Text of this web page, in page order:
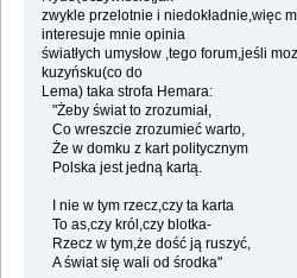
zwykle przelotnie i niedokładnie,więc
interesuje mnie opinia
światłych umysłow ,tego forum,jeśli
kuzyńsku(co do
Lema) taka strofa Hemara:
"Żeby świat to zrozumiał,
Co wreszcie zrozumieć warto,
Że w domku z kart politycznym
Polska jest jedną kartą.
I nie w tym rzecz,czy ta karta
To as,czy król,czy blotka-
Rzecz w tym,że dość ją ruszyć,
A świat się wali od środka"